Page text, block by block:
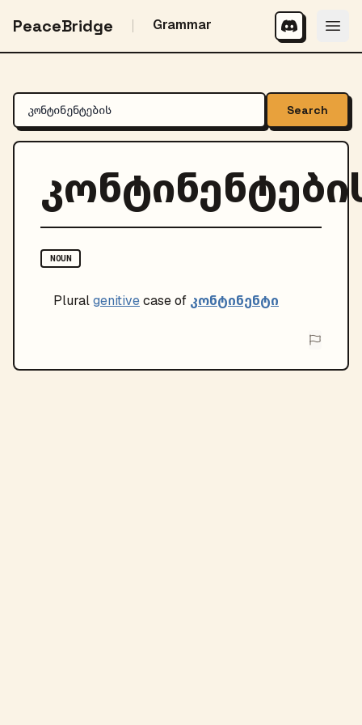
PeaceBridge Grammar
Search
NOUN
Pluralgenitivecase of კონტინენტი